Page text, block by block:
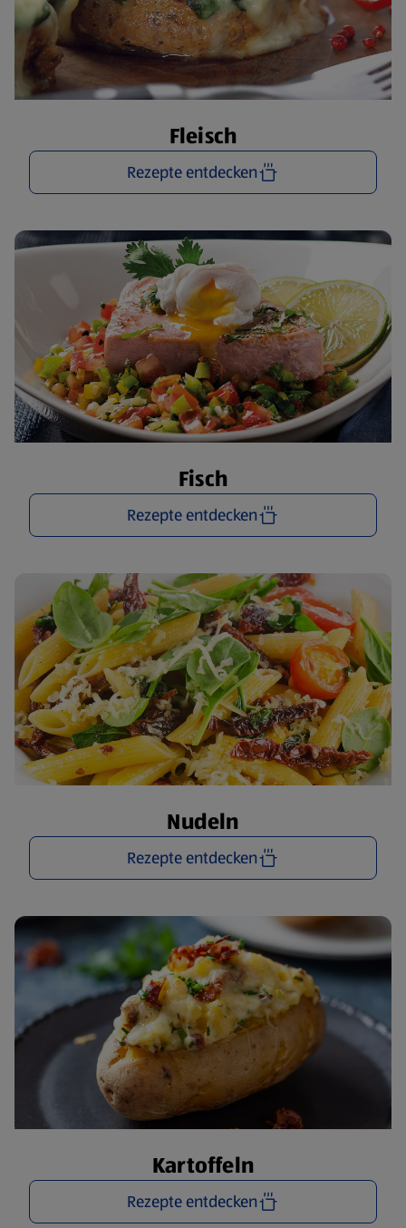
Fleisch
Rezepte entdecken
Fisch
Rezepte entdecken
Nudeln
Rezepte entdecken
Kartoffeln
Rezepte entdecken